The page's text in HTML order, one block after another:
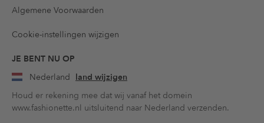
Algemene Voorwaarden
Cookie-instellingen wijzigen
JE BENT NU OP
Nederland land wijzigen
Houd er rekening mee dat wij vanaf het domein
www.fashionette.nl uitsluitend naar Nederland verzenden.